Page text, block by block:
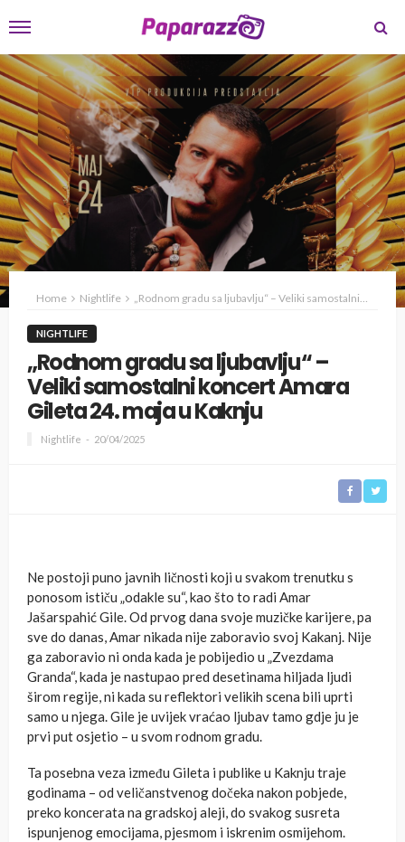
Home Nightlife „Rodnom gradu sa ljubavlju“ – Veliki samostalni koncert Amara Gileta 24. maja u Kaknju
NIGHTLIFE
„Rodnom gradu sa ljubavlju“ –
Veliki samostalni koncert Amara
Gileta 24. maja u Kaknju
Nightlife 20/04/2025
Ne postoji puno javnih ličnosti koji u svakom trenutku s
ponosom ističu „odakle su“, kao što to radi Amar
Jašarspahić Gile. Od prvog dana svoje muzičke karijere, pa
sve do danas, Amar nikada nije zaboravio svoj Kakanj. Nije
ga zaboravio ni onda kada je pobijedio u „Zvezdama
Granda“, kada je nastupao pred desetinama hiljada ljudi
širom regije, ni kada su reflektori velikih scena bili uprti
samo u njega. Gile je uvijek vraćao ljubav tamo gdje ju je
prvi put osjetio – u svom rodnom gradu.
Ta posebna veza između Gileta i publike u Kaknju traje
godinama – od veličanstvenog dočeka nakon pobjede,
preko koncerata na gradskoj aleji, do svakog susreta
ispunjenog emocijama, pjesmom i iskrenim osmijehom.